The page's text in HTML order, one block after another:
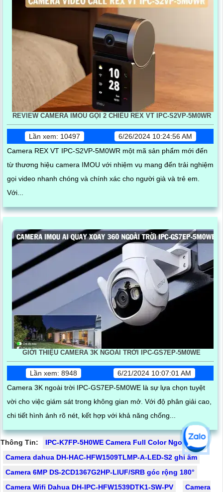
REVIEW CAMERA IMOU GỌI 2 CHIỀU REX VT IPC-S2VP-5M0WR
Lần xem: 10497
6/26/2024 10:24:56 AM
Camera REX VT IPC-S2VP-5M0WR một mã sản phẩm mới đến
từ thương hiệu camera IMOU với nhiệm vụ mang đến trải nghiệm
gọi video nhanh chóng và chính xác cho người già và trẻ em.
Với...
GIỚI THIỆU CAMERA 3K NGOÀI TRỜI IPC-GS7EP-5M0WE
Lần xem: 8948
6/21/2024 10:07:01 AM
Camera 3K ngoài trời IPC-GS7EP-5M0WE là sự lựa chọn tuyệt
vời cho việc giám sát trong không gian mở. Với độ phân giải cao,
chi tiết hình ảnh rõ nét, kết hợp với khả năng chống...
Thông Tin:
IPC-K7FP-5H0WE Camera Full Color Ngoài Trời
Camera dahua DH-HAC-HFW1509TLMP-A-LED-S2 ghi âm
Camera 6MP DS-2CD1367G2HP-LIUF/SRB góc rộng 180°
Camera Wifi Dahua DH-IPC-HFW1539DTK1-SW-PV
Camera